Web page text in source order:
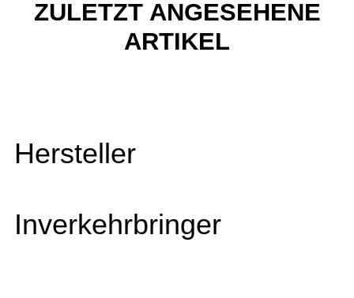
ZULETZT ANGESEHENE
ARTIKEL
Hersteller
Inverkehrbringer